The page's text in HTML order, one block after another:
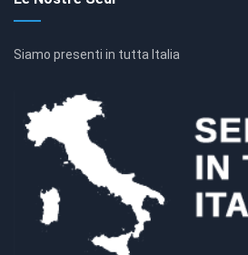
Siamo presenti in tutta Italia